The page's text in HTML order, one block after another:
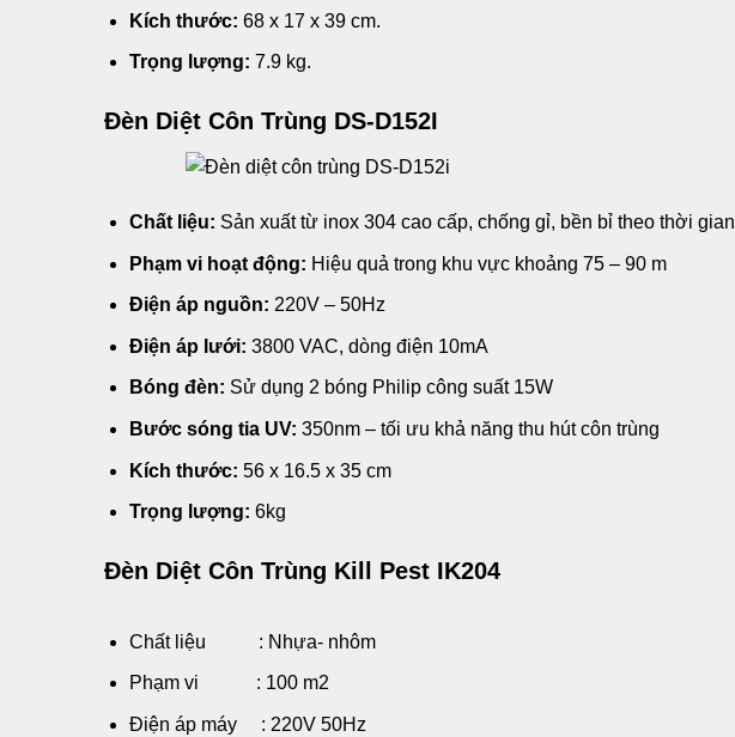
Kích thước: 68 x 17 x 39 cm.
Trọng lượng: 7.9 kg.
Đèn Diệt Côn Trùng DS-D152I
Chất liệu: Sản xuất từ inox 304 cao cấp, chống gỉ, bền bỉ theo thời gian
Phạm vi hoạt động: Hiệu quả trong khu vực khoảng 75 – 90 m
Điện áp nguồn: 220V – 50Hz
Điện áp lưới: 3800 VAC, dòng điện 10mA
Bóng đèn: Sử dụng 2 bóng Philip công suất 15W
Bước sóng tia UV: 350nm – tối ưu khả năng thu hút côn trùng
Kích thước: 56 x 16.5 x 35 cm
Trọng lượng: 6kg
Đèn Diệt Côn Trùng Kill Pest IK204
Chất liệu : Nhựa- nhôm
Phạm vi : 100 m2
Điện áp máy : 220V 50Hz